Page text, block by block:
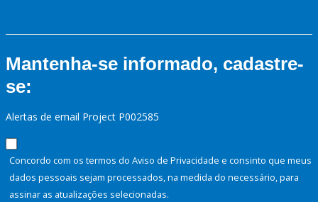
Mantenha-se informado, cadastre-
se:
Alertas de email Project P002585
Concordo com os termos do Aviso de Privacidade e consinto que meus
dados pessoais sejam processados, na medida do necessário, para
assinar as atualizações selecionadas.